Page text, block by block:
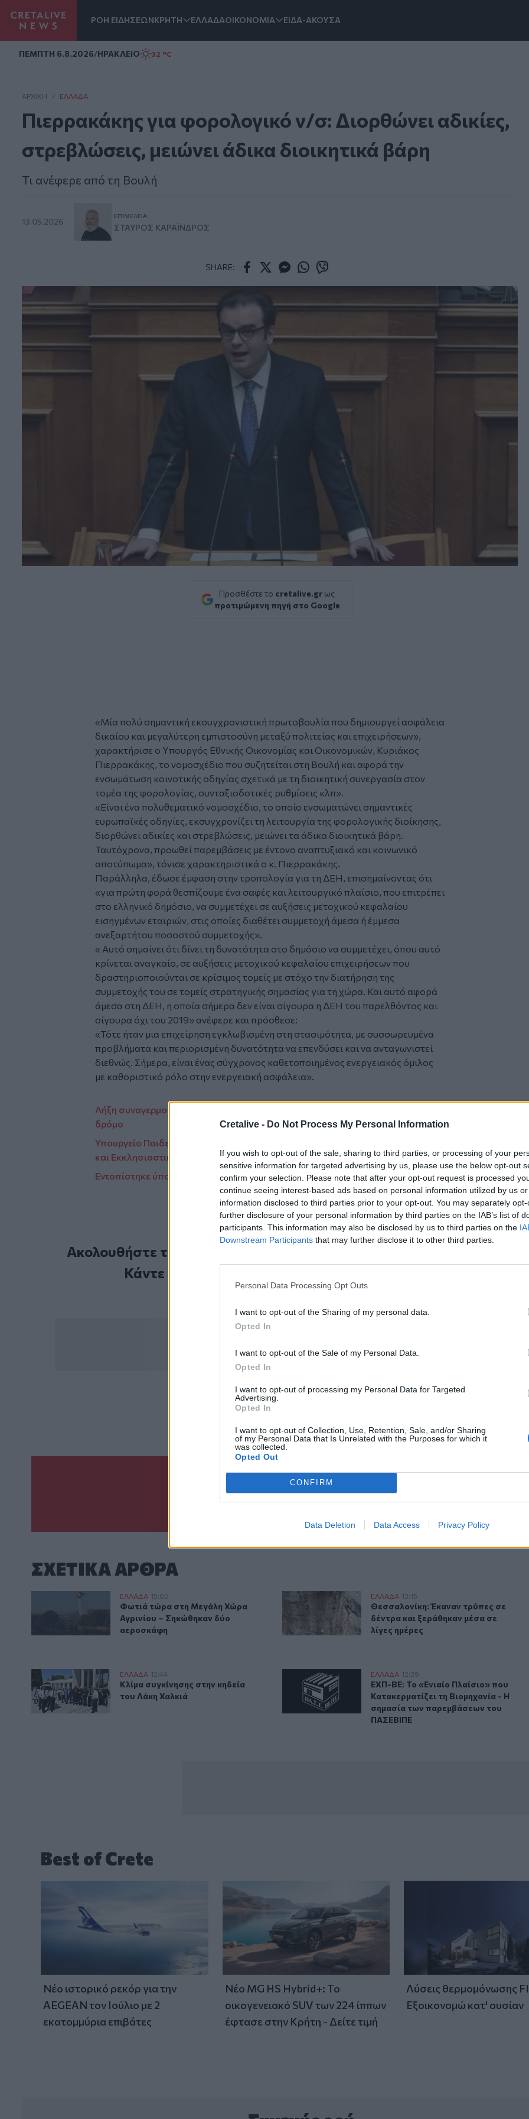
Cretalive - Do Not Process My Personal Information
If you wish to opt-out of the sale, sharing to third parties, or processing of your
sensitive information for targeted advertising by us, please use the below opt-out
confirm your selection. Please note that after your opt-out request is processed
continue seeing interest-based ads based on personal information utilized by us
information disclosed to third parties prior to your opt-out. You may separately
further disclosure of your personal information by third parties on the IAB’s list of
participants. This information may also be disclosed by us to third parties on the
Downstream Participants that may further disclose it to other third parties.
Personal Data Processing Opt Outs
I want to opt-out of the Sharing of my personal data.
Opted In
I want to opt-out of the Sale of my Personal Data.
Opted In
I want to opt-out of processing my Personal Data for Targeted
Advertising.
Opted In
I want to opt-out of Collection, Use, Retention, Sale, and/or Sharing
of my Personal Data that Is Unrelated with the Purposes for which it
was collected.
Opted Out
CONFIRM
Data Deletion Data Access Privacy Policy
ΡΟΗ ΕΙΔΗΣΕΩΝΚΡΗΤΗ ΕΛΛΑΔΑΟΙΚΟΝΟΜΙΑ ΕΙΔΑ-ΑΚΟΥΣΑ
ΠΕΜΠΤΗ 6.8.2026/ΗΡΑΚΛΕΙΟ 32 °C
ΑΡΧΙΚΗ / ΕΛΛΆΔΑ
Πιερρακάκης για φορολογικό ν/σ: Διορθώνει αδικίες,
στρεβλώσεις, μειώνει άδικα διοικητικά βάρη
Τι ανέφερε από τη Βουλή
13.05.2026
ΕΠΙΜΈΛΕΙΑ:
ΣΤΑΎΡΟΣ ΚΑΡΑΪ́ΝΔΡΟΣ
SHARE:
Προσθέστε το cretalive.gr ως
προτιμώμενη πηγή στο Google
«Μία πολύ σημαντική εκσυγχρονιστική πρωτοβουλία που δημιουργεί ασφάλεια
δικαίου και μεγαλύτερη εμπιστοσύνη μεταξύ πολιτείας και επιχειρήσεων»,
χαρακτήρισε ο Υπουργός Εθνικής Οικονομίας και Οικονομικών, Κυριάκος
Πιερρακάκης, το νομοσχέδιο που συζητείται στη Βουλή και αφορά την
ενσωμάτωση κοινοτικής οδηγίας σχετικά με τη διοικητική συνεργασία στον
τομέα της φορολογίας, συνταξιοδοτικές ρυθμίσεις κλπ».
«Είναι ένα πολυθεματικό νομοσχέδιο, το οποίο ενσωματώνει σημαντικές
ευρωπαϊκές οδηγίες, εκσυγχρονίζει τη λειτουργία της φορολογικής διοίκησης,
διορθώνει αδικίες και στρεβλώσεις, μειώνει τα άδικα διοικητικά βάρη.
Ταυτόχρονα, προωθεί παρεμβάσεις με έντονο αναπτυξιακό και κοινωνικό
αποτύπωμα», τόνισε χαρακτηριστικά ο κ. Πιερρακάκης.
Παράλληλα, έδωσε έμφαση στην τροπολογία για τη ΔΕΗ, επισημαίνοντας ότι
«για πρώτη φορά θεσπίζουμε ένα σαφές και λειτουργικό πλαίσιο, που επιτρέπει
στο ελληνικό δημόσιο, να συμμετέχει σε αυξήσεις μετοχικού κεφαλαίου
εισηγμένων εταιριών, στις οποίες διαθέτει συμμετοχή άμεσα ή έμμεσα
ανεξαρτήτου ποσοστού συμμετοχής».
« Αυτό σημαίνει ότι δίνει τη δυνατότητα στο δημόσιο να συμμετέχει, όπου αυτό
κρίνεται αναγκαίο, σε αυξήσεις μετοχικού κεφαλαίου επιχειρήσεων που
δραστηριοποιούνται σε κρίσιμος τομείς με στόχο την διατήρηση της
συμμετοχής του σε τομείς στρατηγικής σημασίας για τη χώρα. Και αυτό αφορά
άμεσα στη ΔΕΗ, η οποία σήμερα δεν είναι σίγουρα η ΔΕΗ του παρελθόντος και
σίγουρα όχι του 2019» ανέφερε και πρόσθεσε:
«Τότε ήταν μια επιχείρηση εγκλωβισμένη στη στασιμότητα, με συσσωρευμένα
προβλήματα και περιορισμένη δυνατότητα να επενδύσει και να ανταγωνιστεί
διεθνώς. Σήμερα, είναι ένας σύγχρονος καθετοποιημένος ενεργειακός όμιλος
με καθοριστικό ρόλο στην ενεργειακή ασφάλεια».
Λήξη συναγερμού στη ΓΑΔΑ για το ύποπτο σακίδιο που βρέθηκε σε διπλανό
δρόμο
Υπουργείο Παιδείας: Βγήκαν τα αποτελέσματα για Πρότυπα, Δημόσια Ωνάσεια
και Εκκλησιαστικά σχολεία
Εντοπίστηκε ύποπτο σακίδιο κοντά στη ΓΑΔΑ
Ακολουθήστε το Cretalive στο
Κάντε εγγραφή στο κανάλι μας στο
ΣΧΕΤΙΚΆ TAGS
Γίνε ο ρεπόρτερ του CRETALIVE
ΣΤΕΊΛΕ ΤΗΝ ΕΊΔΗΣΗ
ΣΧΕΤΙΚA AΡΘΡΑ
Φωτιά τώρα στη Μεγάλη Χώρα Αγρινίου – Σηκώθηκαν δύο αεροσκάφη
ΕΛΛAΔΑ 15:00
Φωτιά τώρα στη Μεγάλη Χώρα Αγρινίου – Σηκώθηκαν δύο αεροσκάφη
Φωτιά τώρα στη Μεγάλη Χώρα
Αγρινίου – Σηκώθηκαν δύο
αεροσκάφη
Θεσσαλονίκη: Έκαναν τρύπες σε δέντρα και ξεράθηκαν
ΕΛΛAΔΑ 13:15
Θεσσαλονίκη: Έκαναν τρύπες σε
Θεσσαλονίκη: Έκαναν τρύπες σε
δέντρα και ξεράθηκαν μέσα σε
λίγες ημέρες
Κλίμα συγκίνησης στην κηδεία του Λάκη Χαλκιά
ΕΛΛAΔΑ 12:44
Κλίμα συγκίνησης στην κηδεία του Λάκη Χαλκιά
Κλίμα συγκίνησης στην κηδεία
του Λάκη Χαλκιά
ΕΧΠ-ΒΕ: Το «Ενιαίο Πλαίσιο» που Κατακερματίζει τη
ΕΛΛAΔΑ 12:39
ΕΧΠ-ΒΕ: Το «Ενιαίο Πλαίσιο» που
ΕΧΠ-ΒΕ: Το «Ενιαίο Πλαίσιο» που
Κατακερματίζει τη Βιομηχανία - Η
σημασία των παρεμβάσεων του
ΠΑΣΕΒΙΠΕ
Best of Crete
Νέο ιστορικό ρεκόρ για την
AEGEAN τον Ιούλιο με 2
εκατομμύρια επιβάτες
Νέο MG HS Hybrid+: Το
οικογενειακό SUV των 224 ίππων
έφτασε στην Κρήτη - Δείτε τιμή
Λύσεις θερμομόνωσης
Εξοικονομώ κατ' ουσίαν